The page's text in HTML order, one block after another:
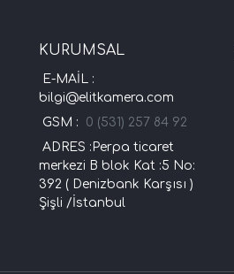
KURUMSAL
E-MAİL :
bilgi@elitkamera.com
GSM : 0 (531) 257 84 92
ADRES :Perpa ticaret
merkezi B blok Kat :5 No:
392 ( Denizbank Karşısı )
Şişli /İstanbul